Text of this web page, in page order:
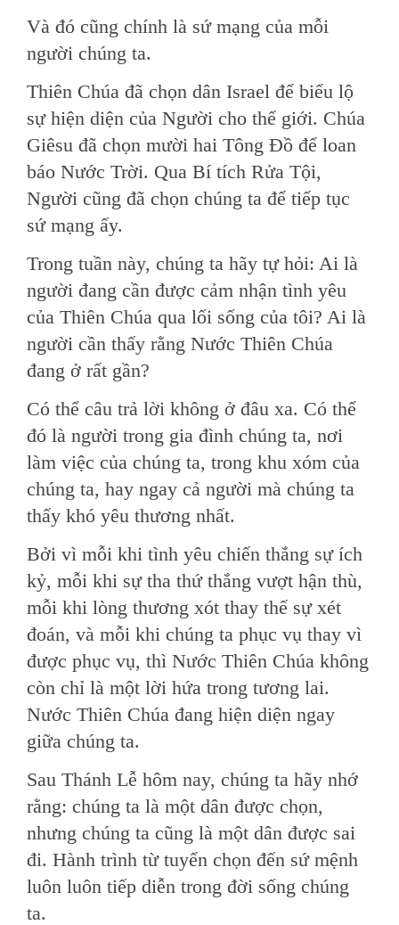
Và đó cũng chính là sứ mạng của mỗi
người chúng ta.
Thiên Chúa đã chọn dân Israel để biểu lộ
sự hiện diện của Người cho thế giới. Chúa
Giêsu đã chọn mười hai Tông Đồ để loan
báo Nước Trời. Qua Bí tích Rửa Tội,
Người cũng đã chọn chúng ta để tiếp tục
sứ mạng ấy.
Trong tuần này, chúng ta hãy tự hỏi: Ai là
người đang cần được cảm nhận tình yêu
của Thiên Chúa qua lối sống của tôi? Ai là
người cần thấy rằng Nước Thiên Chúa
đang ở rất gần?
Có thể câu trả lời không ở đâu xa. Có thể
đó là người trong gia đình chúng ta, nơi
làm việc của chúng ta, trong khu xóm của
chúng ta, hay ngay cả người mà chúng ta
thấy khó yêu thương nhất.
Bởi vì mỗi khi tình yêu chiến thắng sự ích
kỷ, mỗi khi sự tha thứ thắng vượt hận thù,
mỗi khi lòng thương xót thay thế sự xét
đoán, và mỗi khi chúng ta phục vụ thay vì
được phục vụ, thì Nước Thiên Chúa không
còn chỉ là một lời hứa trong tương lai.
Nước Thiên Chúa đang hiện diện ngay
giữa chúng ta.
Sau Thánh Lễ hôm nay, chúng ta hãy nhớ
rằng: chúng ta là một dân được chọn,
nhưng chúng ta cũng là một dân được sai
đi. Hành trình từ tuyển chọn đến sứ mệnh
luôn luôn tiếp diễn trong đời sống chúng
ta.